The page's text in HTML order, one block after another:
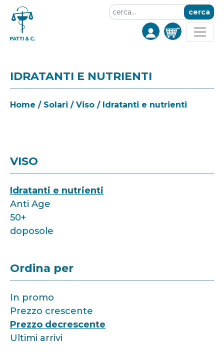
cerca
VISO
Idratanti e nutrienti
Anti Age
50+
doposole
Ordina per
In promo
Prezzo crescente
Prezzo decrescente
Ultimi arrivi
IDRATANTI E NUTRIENTI
Home / Solari / Viso / Idratanti e nutrienti